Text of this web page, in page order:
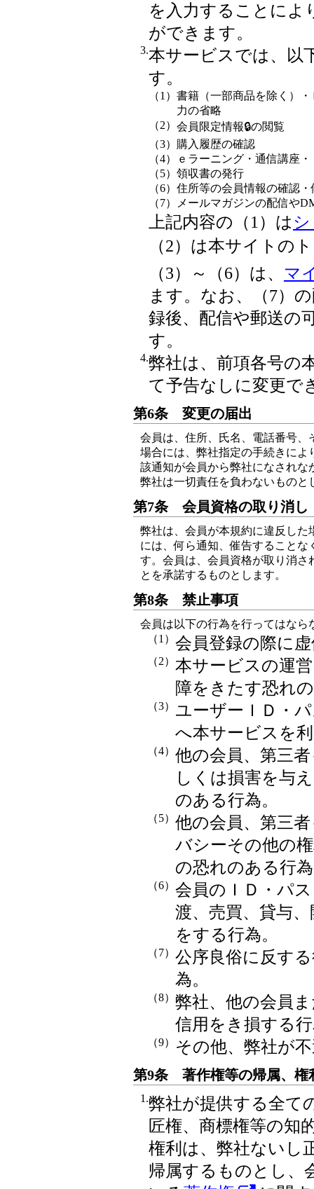
を入力することによ
ができます。
3.本サービスでは、以
す。
（1） 書籍（一部商品を除く）
力の省略
（2） 会員限定情報🔒の閲覧
（3） 購入履歴の確認
（4）
ｅラーニング・通信講座
（5） 領収書の発行
（6） 住所等の会員情報の確認・
（7）
メールマガジンの配信や
上記内容の（1）は
（2）は本サイトの
（3）～（6）は、 マ
ます。なお、（7）
録後、配信や郵送の
す。
4.弊社は、前項各号の
て予告なしに変更で
第6条 変更の届出
会員は、住所、氏名、電話番号
場合には、弊社指定の手続きに
該通知が会員から弊社になされ
弊社は一切責任を負わないものと
第7条 会員資格の取り消し
弊社は、会員が本規約に違反し
には、何ら通知、催告すること
す。会員は、会員資格が取り消
とを承諾するものとします。
第8条 禁止事項
会員は以下の行為を行ってはなら
（1） 会員登録の際に
（2） 本サービスの運
障をきたす恐れ
（3） ユーザーＩＤ・
へ本サービスを
（4） 他の会員、第三
しくは損害を与
のある行為。
（5） 他の会員、第三
バシーその他の
の恐れのある行
（6） 会員のＩＤ・パ
渡、売買、貸与
をする行為。
（7） 公序良俗に反す
為。
（8） 弊社、他の会員
信用をき損する
（9） その他、弊社が
第9条 著作権等の帰属、権
1.弊社が提供する全て
匠権、商標権等の知
権利は、弊社ないし
帰属するものとし、